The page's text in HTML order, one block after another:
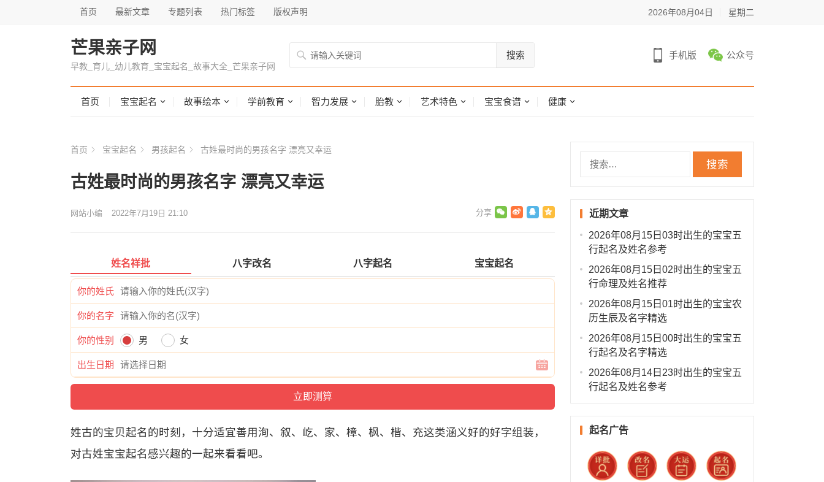
首页 最新文章 专题列表 热门标签 版权声明 2026年08月04日 星期二
芒果亲子网
早教_育儿_幼儿教育_宝宝起名_故事大全_芒果亲子网
搜索 手机版 公众号
首页 宝宝起名 故事绘本 学前教育 智力发展 胎教 艺术特色 宝宝食谱 健康
首页 宝宝起名 男孩起名 古姓最时尚的男孩名字 漂亮又幸运
古姓最时尚的男孩名字 漂亮又幸运
网站小编 2022年7月19日 21:10
姓名祥批 八字改名 八字起名 宝宝起名
你的姓氏
你的名字
你的性别 男 女
出生日期
姓古的宝贝起名的时刻，十分适宜善用洵、叙、屹、家、樟、枫、楷、充这类涵义好的好字组装，
对古姓宝宝起名感兴趣的一起来看看吧。
近期文章
2026年08月15日03时出生的宝宝五
行起名及姓名参考
2026年08月15日02时出生的宝宝五
行命理及姓名推荐
2026年08月15日01时出生的宝宝农
历生辰及名字精选
2026年08月15日00时出生的宝宝五
行起名及名字精选
2026年08月14日23时出生的宝宝五
行起名及姓名参考
起名广告